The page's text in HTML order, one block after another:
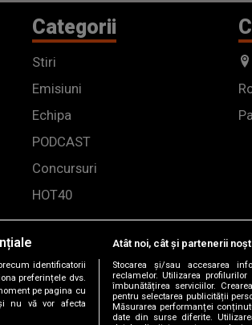
Categorii
Stiri
Emisiuni
Echipa
PODCAST
Concursuri
HOT40
identificatorii
preferințele dvs.
pe pagina cu
nu vă vor afecta
Atât noi, cât și partenerii
Stocarea și/sau accesarea
reclamelor. Utilizarea
îmbunătățirea serviciilor.
pentru selectarea publicității
Măsurarea performanței
date din surse diferite.